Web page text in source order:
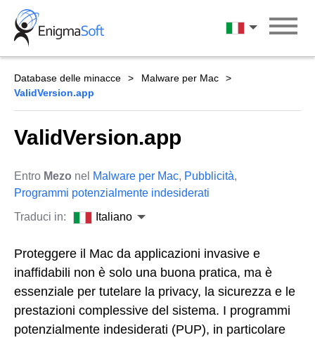
Skip
content
Italiano
Database delle minacce
Malware per Mac
ValidVersion.app
ValidVersion.app
Entro Mezo nel Malware per Mac, Pubblicità,
Programmi potenzialmente indesiderati
Traduci in:
Italiano
Proteggere il Mac da applicazioni invasive e
inaffidabili non è solo una buona pratica, ma è
essenziale per tutelare la privacy, la sicurezza e le
prestazioni complessive del sistema. I programmi
potenzialmente indesiderati (PUP), in particolare